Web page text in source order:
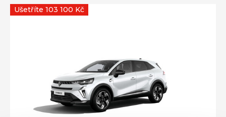
Ušetříte 103 100 Kč